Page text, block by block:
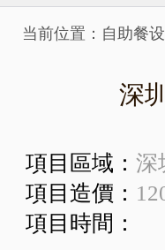
当前位置： 自助餐
深
項目區域： 深
項目造價：
項目時間：